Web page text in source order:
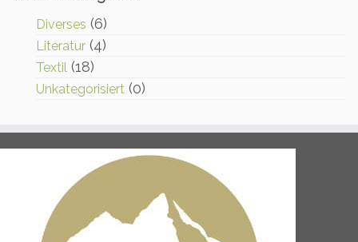
Diverses (6)
Literatur (4)
Textil (18)
Unkategorisiert (0)